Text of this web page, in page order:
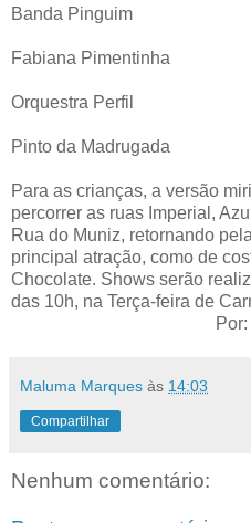
Banda Pinguim
Fabiana Pimentinha
Orquestra Perfil
Pinto da Madrugada
Para as crianças, a versão
percorrer as ruas Imperial,
Rua do Muniz, retornando
principal atração, como de
Chocolate. Shows serão
das 10h, na Terça-feira de
Maluma Marques às 14:03
Compartilhar
Nenhum comentário: